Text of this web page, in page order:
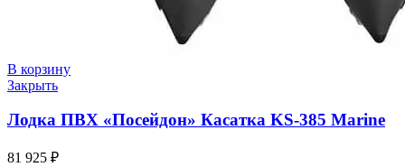
В корзину
Закрыть
Лодка ПВХ «Посейдон» Касатка KS-385 Marine
81 925 ₽